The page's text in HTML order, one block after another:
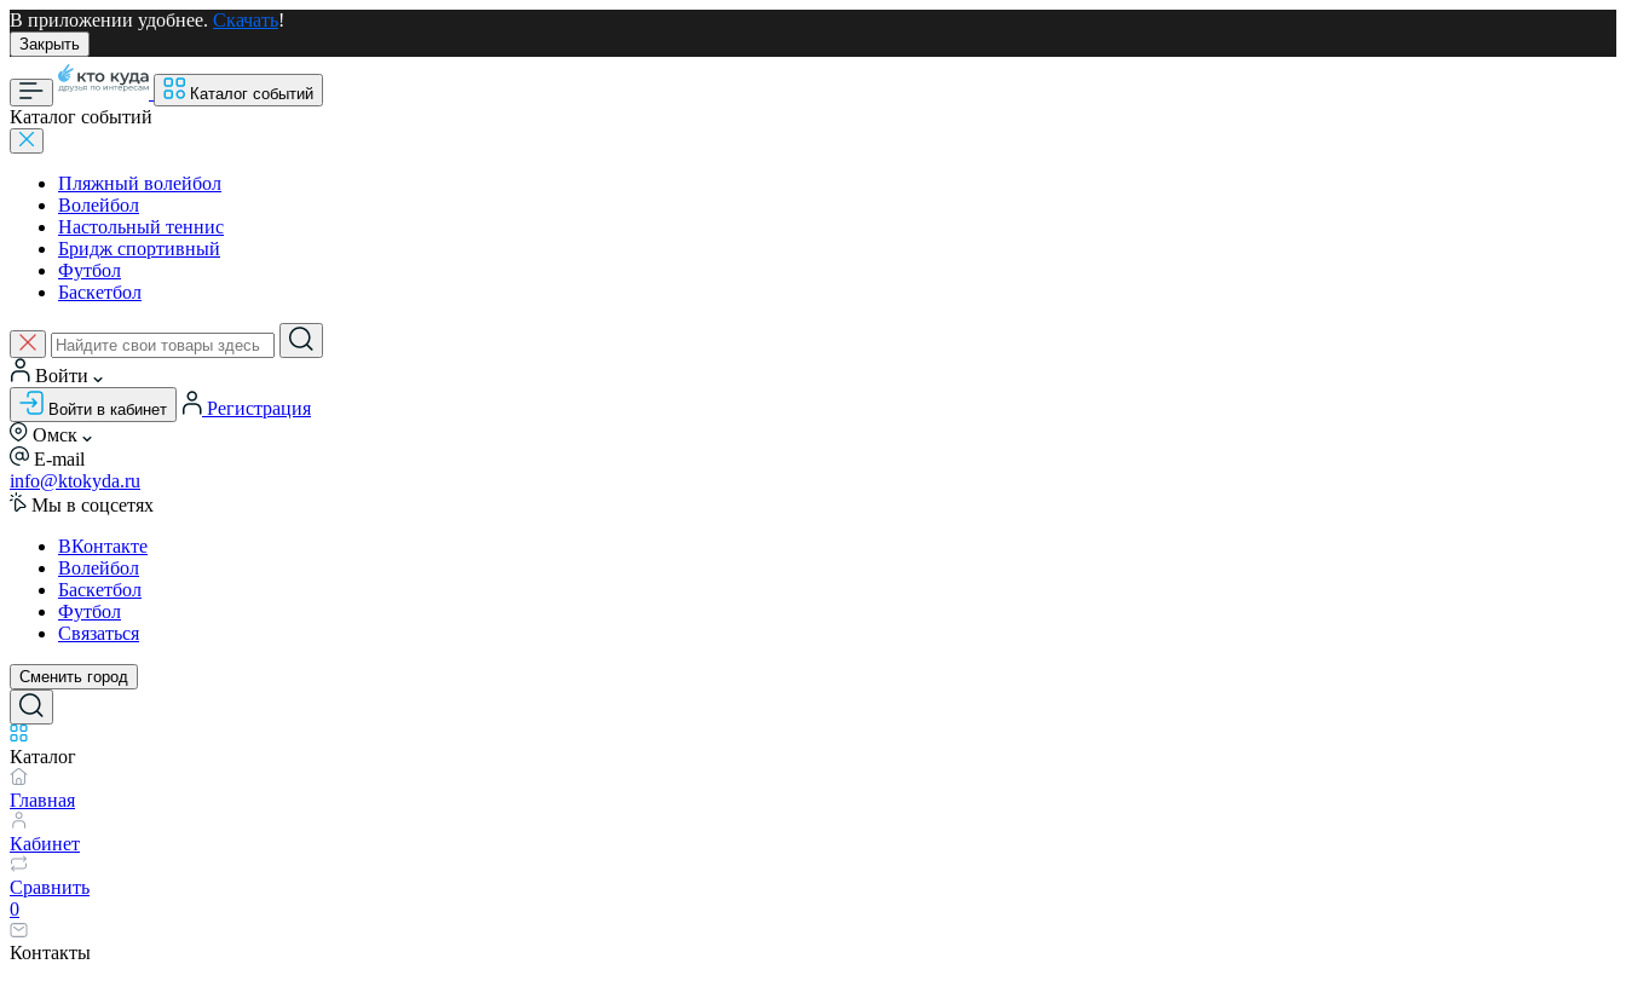
В приложении удобнее. Скачать!
Закрыть
Каталог событий
Каталог событий
Пляжный волейбол
Волейбол
Настольный теннис
Бридж спортивный
Футбол
Баскетбол
Войти
Войти в кабинет
Регистрация
Омск
E-mail
info@ktokyda.ru
Мы в соцсетях
ВКонтакте
Волейбол
Баскетбол
Футбол
Связаться
Сменить город
Каталог
Главная
Кабинет
Сравнить
0
Контакты